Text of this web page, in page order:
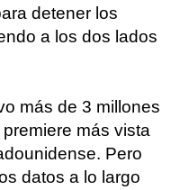
detener los
a los dos lados
más de 3 millones
más vista
Pero
datos a lo largo